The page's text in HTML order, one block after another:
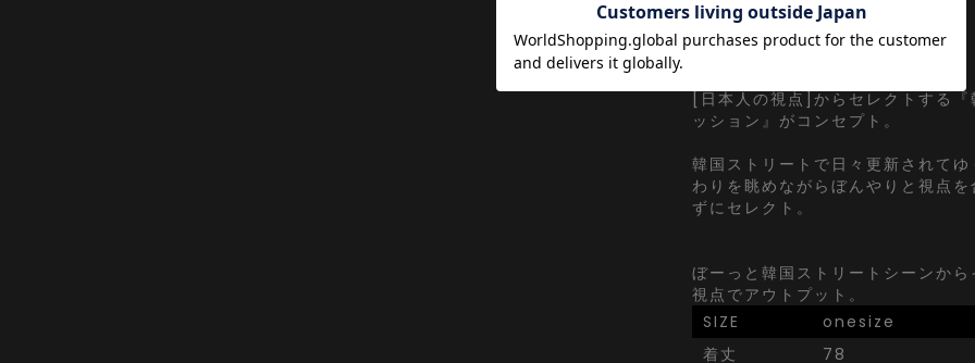
【a.p.o.v. / エーピーオービー】
a point of view...
[日本人の視点]からセレクトする
ッション』がコンセプト。
韓国ストリートで日々更新されて
わりを眺めながらぼんやりと視点
ずにセレクト。
ぼーっと韓国ストリートシーンか
視点でアウトプット。
SIZE
onesize
着丈
78